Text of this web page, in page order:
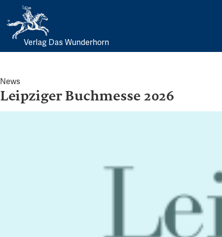
Skip
content
Verlag Das Wunderhorn
News
Leipziger Buchmesse 2026